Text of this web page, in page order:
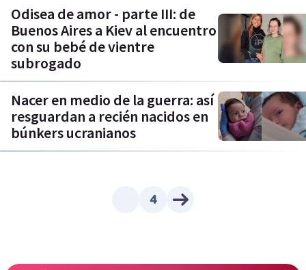
Odisea de amor - parte III: de
Buenos Aires a Kiev al encuentro
con su bebé de vientre
subrogado
Nacer en medio de la guerra: así
resguardan a recién nacidos en
búnkers ucranianos
4